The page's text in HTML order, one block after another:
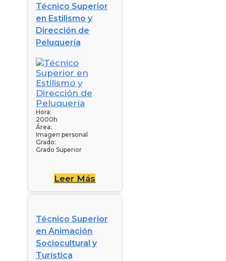
Técnico Superior
en Estilismo y
Dirección de
Peluquería
Hora:
2000h
Área:
Imagen personal
Grado:
Grado Superior
Leer Más
Técnico Superior
en Animación
Sociocultural y
Turística